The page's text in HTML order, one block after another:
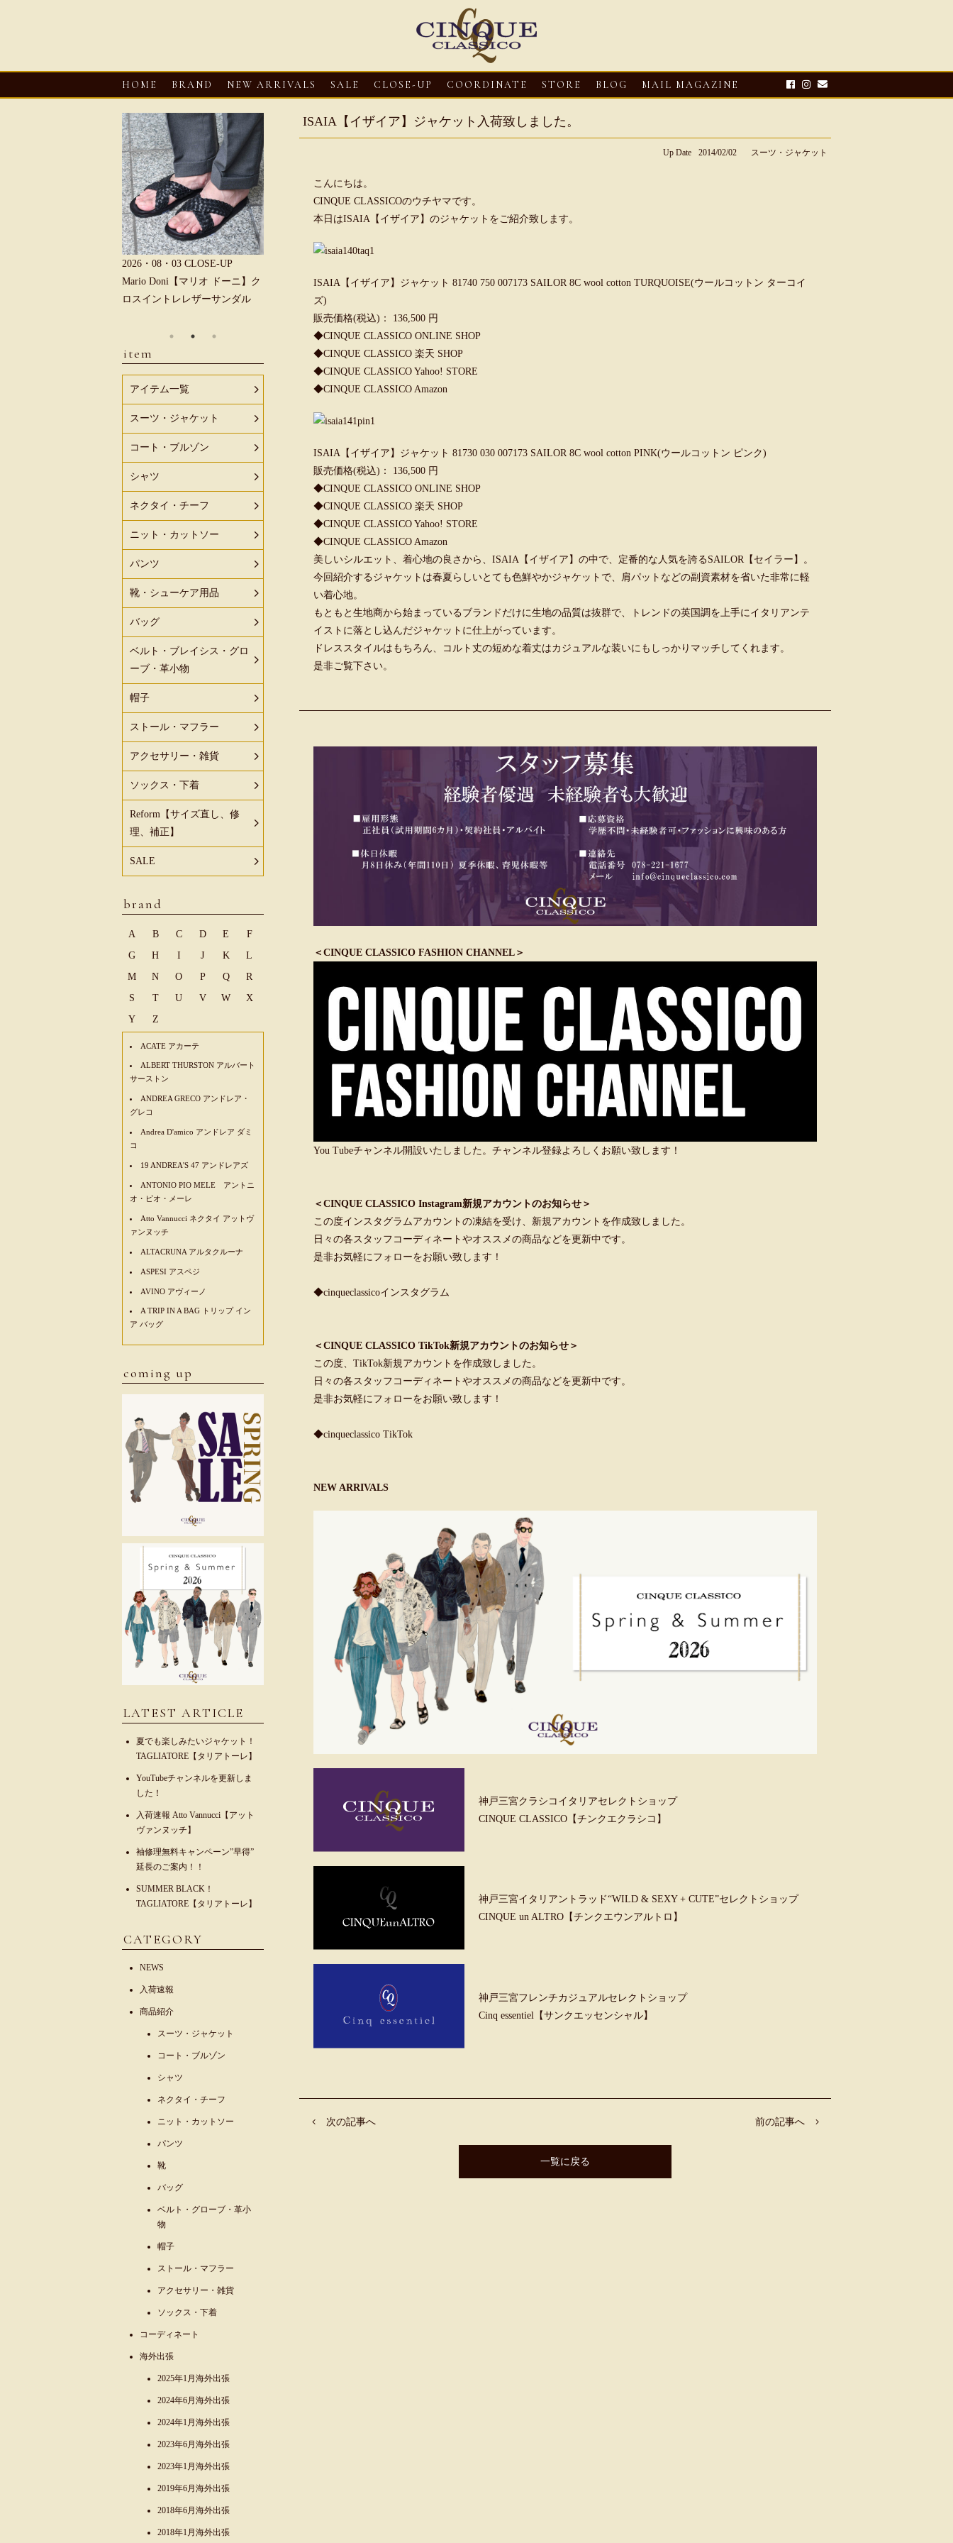
HOME BRAND NEW ARRIVALS SALE CLOSE-UP COORDINATE STORE BLOG MAIL MAGAZINE
ISAIA【イザイア】ジャケット入荷致しました。
Up Date 2014/02/02 スーツ・ジャケット
こんにちは。
CINQUE CLASSICOのウチヤマです。
本日はISAIA【イザイア】のジャケットをご紹介致します。
ISAIA【イザイア】ジャケット 81740 750 007173 SAILOR 8C wool cotton TURQUOISE(ウールコットン ターコイ
ズ)
販売価格(税込)： 136,500 円
◆CINQUE CLASSICO ONLINE SHOP
◆CINQUE CLASSICO 楽天 SHOP
◆CINQUE CLASSICO Yahoo! STORE
◆CINQUE CLASSICO Amazon
ISAIA【イザイア】ジャケット 81730 030 007173 SAILOR 8C wool cotton PINK(ウールコットン ピンク)
販売価格(税込)： 136,500 円
◆CINQUE CLASSICO ONLINE SHOP
◆CINQUE CLASSICO 楽天 SHOP
◆CINQUE CLASSICO Yahoo! STORE
◆CINQUE CLASSICO Amazon
美しいシルエット、着心地の良さから、ISAIA【イザイア】の中で、定番的な人気を誇るSAILOR【セイラー】。
今回紹介するジャケットは春夏らしいとても色鮮やかジャケットで、肩パットなどの副資素材を省いた非常に軽
い着心地。
もともと生地商から始まっているブランドだけに生地の品質は抜群で、トレンドの英国調を上手にイタリアンテ
イストに落とし込んだジャケットに仕上がっています。
ドレススタイルはもちろん、コルト丈の短めな着丈はカジュアルな装いにもしっかりマッチしてくれます。
是非ご覧下さい。
＜CINQUE CLASSICO FASHION CHANNEL＞
You Tubeチャンネル開設いたしました。チャンネル登録よろしくお願い致します！
＜CINQUE CLASSICO Instagram新規アカウントのお知らせ＞
この度インスタグラムアカウントの凍結を受け、新規アカウントを作成致しました。
日々の各スタッフコーディネートやオススメの商品などを更新中です。
是非お気軽にフォローをお願い致します！
◆cinqueclassicoインスタグラム
＜CINQUE CLASSICO TikTok新規アカウントのお知らせ＞
この度、TikTok新規アカウントを作成致しました。
日々の各スタッフコーディネートやオススメの商品などを更新中です。
是非お気軽にフォローをお願い致します！
◆cinqueclassico TikTok
NEW ARRIVALS
神戸三宮クラシコイタリアセレクトショップ
CINQUE CLASSICO【チンクエクラシコ】
神戸三宮イタリアントラッド“WILD & SEXY + CUTE”セレクトショップ
CINQUE un ALTRO【チンクエウンアルトロ】
神戸三宮フレンチカジュアルセレクトショップ
Cinq essentiel【サンクエッセンシャル】
前の記事へ
次の記事へ
一覧に戻る
2026・08・03 CLOSE-UP
Mario Doni【マリオ ドーニ】ク
ロスイントレレザーサンダル
Mario Doni【マリオ ドーニ】オ
ープントゥミュール レザーサン
HEREU【へリュー】フィッシ
Mario Doni【マリオ ドーニ】ク Mario Doni【マリオ ドーニ】オ
item
アイテム一覧
スーツ・ジャケット
コート・ブルゾン
シャツ
ネクタイ・チーフ
ニット・カットソー
パンツ
靴・シューケア用品
バッグ
ベルト・ブレイシス・グロ
ーブ・革小物
帽子
ストール・マフラー
アクセサリー・雑貨
ソックス・下着
Reform【サイズ直し、修
理、補正】
SALE
brand
A B C D E
F
G
H I J K
L
M
N O P Q
R
S
T U V W
X
Y
Z
ACATE アカーテ
ALBERT THURSTON アルバート
サーストン
ANDREA GRECO アンドレア・
グレコ
Andrea D'amico アンドレア ダミ
コ
19 ANDREA'S 47 アンドレアズ
ANTONIO PIO MELE アントニ
オ・ピオ・メーレ
Atto Vannucci ネクタイ アットヴ
ァンヌッチ
ALTACRUNA アルタクルーナ
ASPESI アスペジ
AVINO アヴィーノ
A TRIP IN A BAG トリップ イン
ア バッグ
coming up
LATEST ARTICLE
夏でも楽しみたいジャケット！
TAGLIATORE【タリアトーレ】
YouTubeチャンネルを更新しま
した！
入荷速報 Atto Vannucci【アット
ヴァンヌッチ】
袖修理無料キャンペーン”早得”
延長のご案内！！
SUMMER BLACK！
TAGLIATORE【タリアトーレ】
CATEGORY
NEWS
入荷速報
商品紹介
スーツ・ジャケット
コート・ブルゾン
シャツ
ネクタイ・チーフ
ニット・カットソー
パンツ
靴
バッグ
ベルト・グローブ・革小
物
帽子
ストール・マフラー
アクセサリー・雑貨
ソックス・下着
コーディネート
海外出張
2025年1月海外出張
2024年6月海外出張
2024年1月海外出張
2023年6月海外出張
2023年1月海外出張
2019年6月海外出張
2018年6月海外出張
2018年1月海外出張